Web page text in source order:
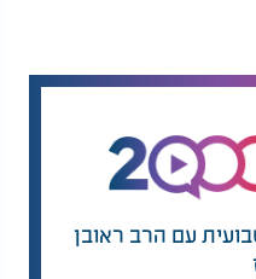
עם הרב ראובן